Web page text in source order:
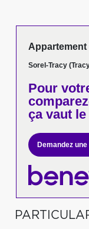
Appartement
Sorel-Tracy
Pour
ça vaut
Demandez